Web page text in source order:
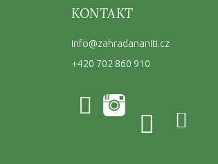
KONTAKT
info@zahradananiti.cz
+420 702 860 910